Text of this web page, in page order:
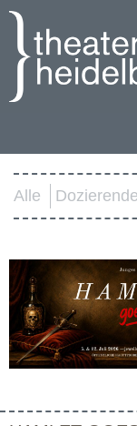
Alle Dozierende